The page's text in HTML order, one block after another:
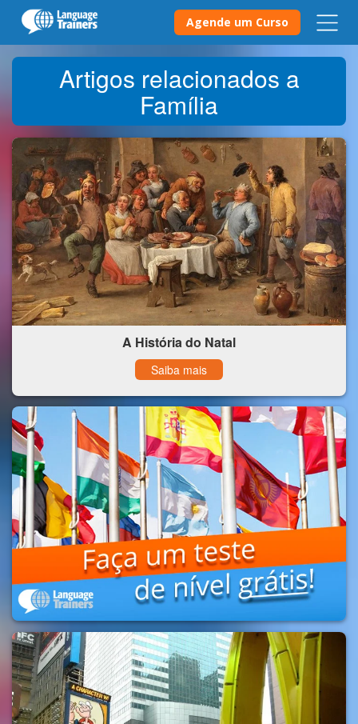
Agende um Curso
Artigos relacionados a
Família
A História do Natal
Saiba mais